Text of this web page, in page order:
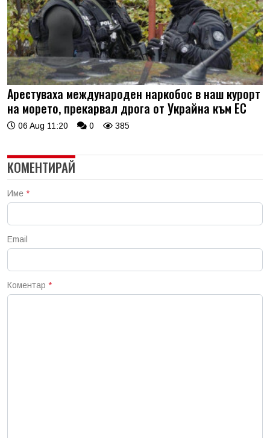
Арестуваха международен наркобос в наш курорт
на морето, прекарвал дрога от Украйна към ЕС
06 Aug 11:20 0 385
КОМЕНТИРАЙ
Име *
Email
Коментар *